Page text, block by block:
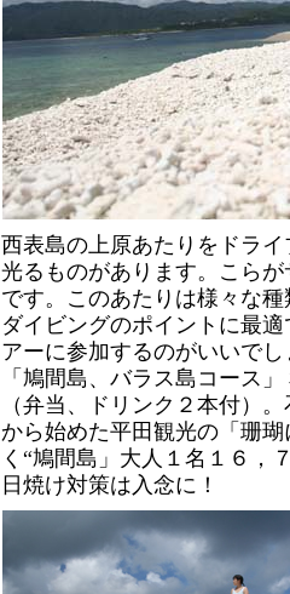
西表島の上原あたりをドラ
光るものがあります。こら
です。このあたりは様々な
ダイビングのポイントに最
アーに参加するのがいいで
「鳩間島、バラス島コース
（弁当、ドリンク２本付）
から始めた平田観光の「珊
く“鳩間島」大人１名１６，
日焼け対策は入念に！